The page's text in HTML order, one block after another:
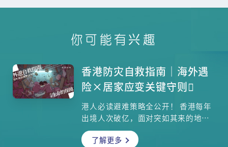
你可能有兴趣
香港防灾自救指南｜海外遇
险×居家应变关键守则
港人必读避难策略全公开！ 香港每年
出境人次破亿，面对突如其来的地
震、火灾或海啸，你准备好了吗？本
文教你打造黄金72小时避难包、掌握
了解更多